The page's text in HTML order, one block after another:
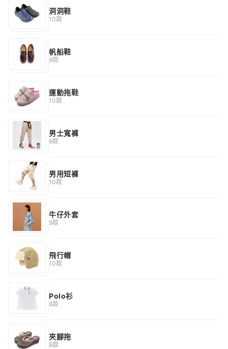
洞洞鞋
10款
帆船鞋
9款
運動拖鞋
10款
男士寬褲
9款
男用短褲
10款
牛仔外套
9款
飛行帽
10款
Polo衫
8款
夾腳拖
8款